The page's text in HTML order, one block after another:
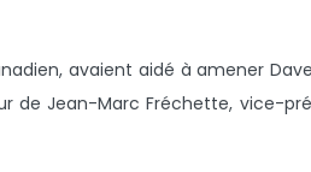
avaient aidé à amener Dave
de Jean-Marc Fréchette, vice-